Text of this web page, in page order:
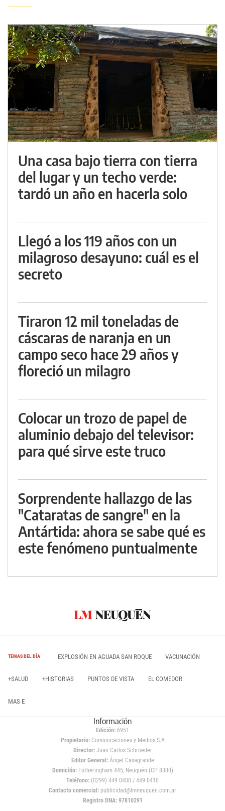
Una casa bajo tierra con tierra
del lugar y un techo verde:
tardó un año en hacerla solo
Llegó a los 119 años con un
milagroso desayuno: cuál es el
secreto
Tiraron 12 mil toneladas de
cáscaras de naranja en un
campo seco hace 29 años y
floreció un milagro
Colocar un trozo de papel de
aluminio debajo del televisor:
para qué sirve este truco
Sorprendente hallazgo de las
"Cataratas de sangre" en la
Antártida: ahora se sabe qué es
este fenómeno puntualmente
TEMAS DEL DÍA EXPLOSIÓN EN AGUADA SAN ROQUE VACUNACIÓN
+SALUD +HISTORIAS PUNTOS DE VISTA EL COMEDOR
MAS E
Información
Edición: 6951
Propietario:Comunicaciones y Medios S.A
Director: Juan Carlos Schroeder
Editor General:Ángel Casagrande
Domicilio:Fotheringham 445, Neuquén (CP 8300)
Teléfono: (0299) 449 0400 / 449 0410
Contacto comercial: publicidad@lmneuquen.com.ar
Registro DNA: 97810291